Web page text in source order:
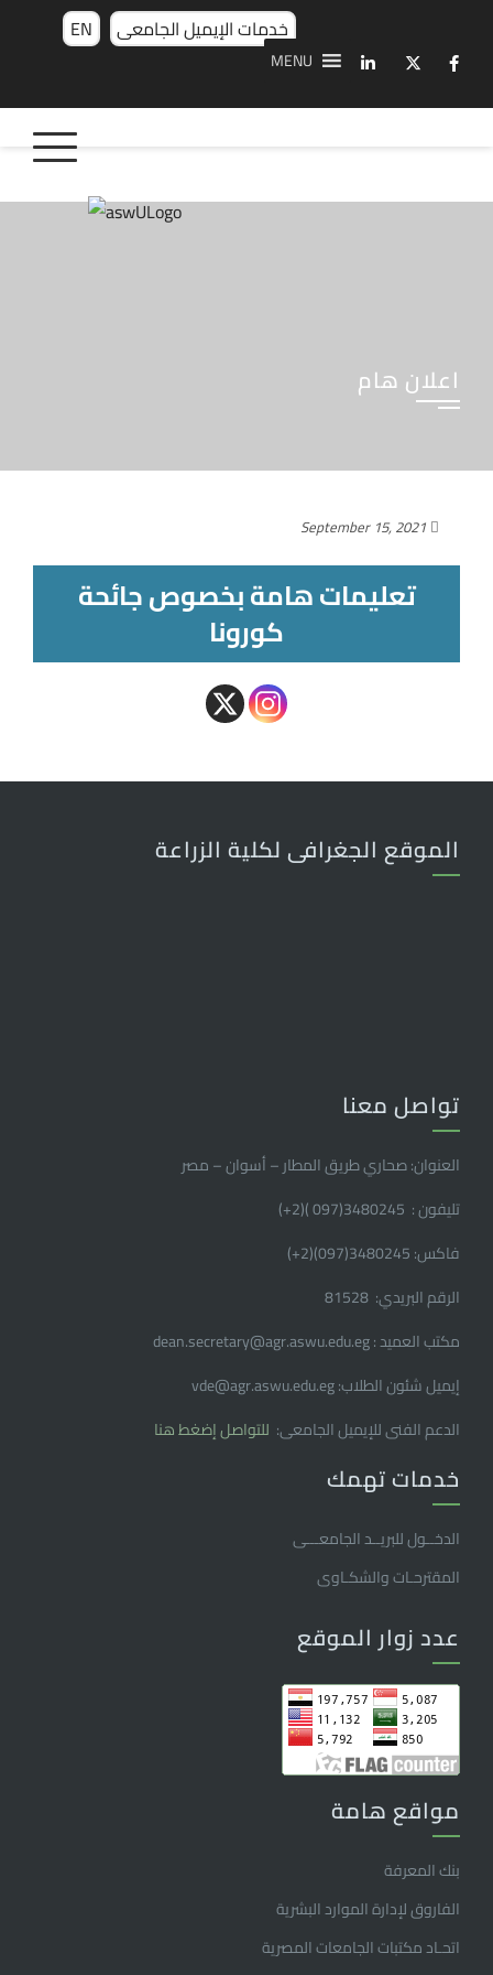
EN خدمات الإيميل الجامعى
MENU
اعلان هام
September 15, 2021
تعليمات هامة بخصوص جائحة
كورونا
الموقع الجغرافى لكلية الزراعة
تواصل معنا
العنوان: صحاري طريق المطار – أسوان – مصر
تليفون : 3480245(097 )(2
+
)
فاكس: 3480245(097)(2
+
)
الرقم البريدي: 81528
مكتب العميد : dean.secretary@agr.aswu.edu.eg
إيميل شئون الطلاب: vde@agr.aswu.edu.eg
الدعم الفنى للإيميل الجامعى: للتواصل إضغط هنا
خدمات تهمك
الدخــول للبريــد الجامعـــى
المقترحـات والشكـاوى
عدد زوار الموقع
مواقع هامة
بنك المعرفة
الفاروق ﻹدارة الموارد البشرية
اتحـاد مكتبات الجامعات المصرية